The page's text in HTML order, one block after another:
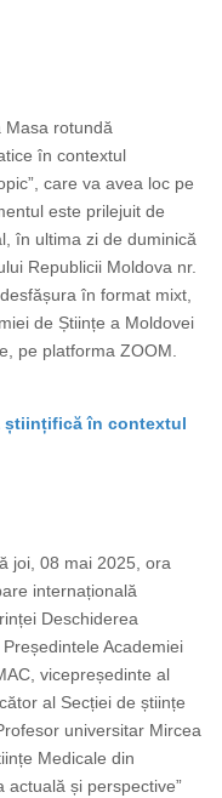
Masa rotundă
în contextul
care va avea loc pe
este prilejuit de
în ultima zi de duminică
Republicii Moldova nr.
în format mixt,
de Științe a Moldovei
pe platforma ZOOM.
științifică în contextul
joi, 08 mai 2025, ora
internațională
Deschiderea
Academiei
vicepreședinte al
al Secției de științe
universitar Mircea
Medicale din
actuală și perspective”